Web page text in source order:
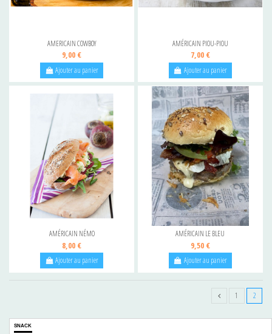
AMERICAIN COWBOY
9,00 €
Ajouter au panier
AMÉRICAIN PIOU-PIOU
7,00 €
Ajouter au panier
AMÉRICAIN NÉMO
8,00 €
Ajouter au panier
AMÉRICAIN LE BLEU
9,50 €
Ajouter au panier
1 2
SNACK